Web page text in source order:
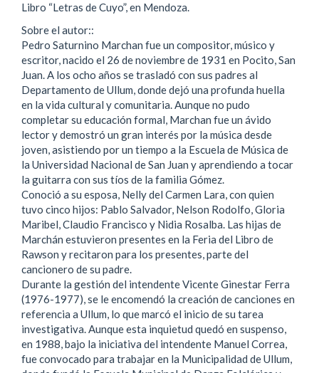
Libro “Letras de Cuyo”, en Mendoza.
Sobre el autor::
Pedro Saturnino Marchan fue un compositor, músico y
escritor, nacido el 26 de noviembre de 1931 en Pocito, San
Juan. A los ocho años se trasladó con sus padres al
Departamento de Ullum, donde dejó una profunda huella
en la vida cultural y comunitaria. Aunque no pudo
completar su educación formal, Marchan fue un ávido
lector y demostró un gran interés por la música desde
joven, asistiendo por un tiempo a la Escuela de Música de
la Universidad Nacional de San Juan y aprendiendo a tocar
la guitarra con sus tíos de la familia Gómez.
Conoció a su esposa, Nelly del Carmen Lara, con quien
tuvo cinco hijos: Pablo Salvador, Nelson Rodolfo, Gloria
Maribel, Claudio Francisco y Nidia Rosalba. Las hijas de
Marchán estuvieron presentes en la Feria del Libro de
Rawson y recitaron para los presentes, parte del
cancionero de su padre.
Durante la gestión del intendente Vicente Ginestar Ferra
(1976-1977), se le encomendó la creación de canciones en
referencia a Ullum, lo que marcó el inicio de su tarea
investigativa. Aunque esta inquietud quedó en suspenso,
en 1988, bajo la iniciativa del intendente Manuel Correa,
fue convocado para trabajar en la Municipalidad de Ullum,